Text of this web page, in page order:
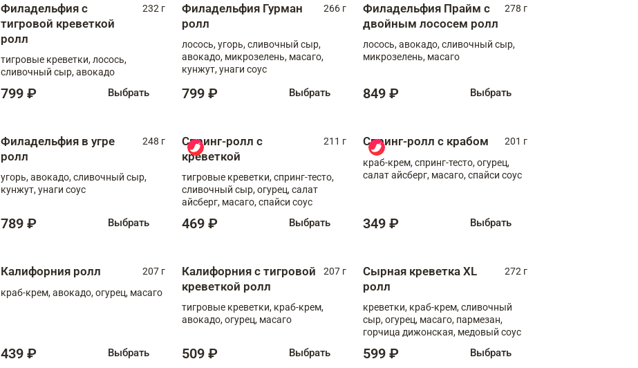
Филадельфия с
тигровой креветкой
ролл
232 г
тигровые креветки, лосось,
сливочный сыр, авокадо
799 ₽ Выбрать
Филадельфия Гурман
ролл
266 г
лосось, угорь, сливочный сыр,
авокадо, микрозелень, масаго,
кунжут, унаги соус
799 ₽ Выбрать
Филадельфия Прайм с
двойным лососем ролл
278 г
лосось, авокадо, сливочный сыр,
микрозелень, масаго
849 ₽ Выбрать
Филадельфия в угре
ролл
248 г
угорь, авокадо, сливочный сыр,
кунжут, унаги соус
789 ₽ Выбрать
Спринг-ролл с
креветкой
211 г
тигровые креветки, спринг-тесто,
сливочный сыр, огурец, салат
айсберг, масаго, спайси соус
469 ₽ Выбрать
Спринг-ролл с крабом
201 г
краб-крем, спринг-тесто, огурец,
салат айсберг, масаго, спайси соус
349 ₽ Выбрать
Калифорния ролл
207 г
краб-крем, авокадо, огурец, масаго
439 ₽ Выбрать
Калифорния с тигровой
креветкой ролл
207 г
тигровые креветки, краб-крем,
авокадо, огурец, масаго
509 ₽ Выбрать
Сырная креветка XL
ролл
272 г
креветки, краб-крем, сливочный
сыр, огурец, масаго, пармезан,
горчица дижонская, медовый соус
599 ₽ Выбрать